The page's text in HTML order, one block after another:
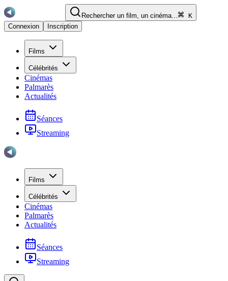
Rechercher un film, un cinéma...
K
Connexion
Inscription
Films
Célébrités
Cinémas
Palmarès
Actualités
Séances
Streaming
Films
Célébrités
Cinémas
Palmarès
Actualités
Séances
Streaming